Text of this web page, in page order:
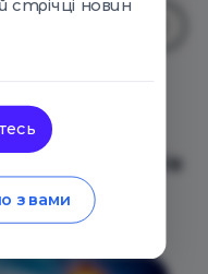
розробників
858
стрічці новин
з вами